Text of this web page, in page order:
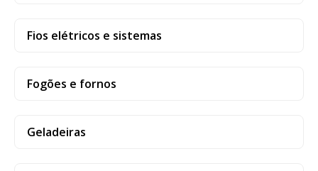
Fios elétricos e sistemas
Fogões e fornos
Geladeiras